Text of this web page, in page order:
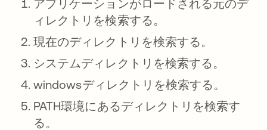
アプリケーションがロードされる元のデ
ィレクトリを検索する。
現在のディレクトリを検索する。
システムディレクトリを検索する。
windowsディレクトリを検索する。
PATH環境にあるディレクトリを検索す
る。